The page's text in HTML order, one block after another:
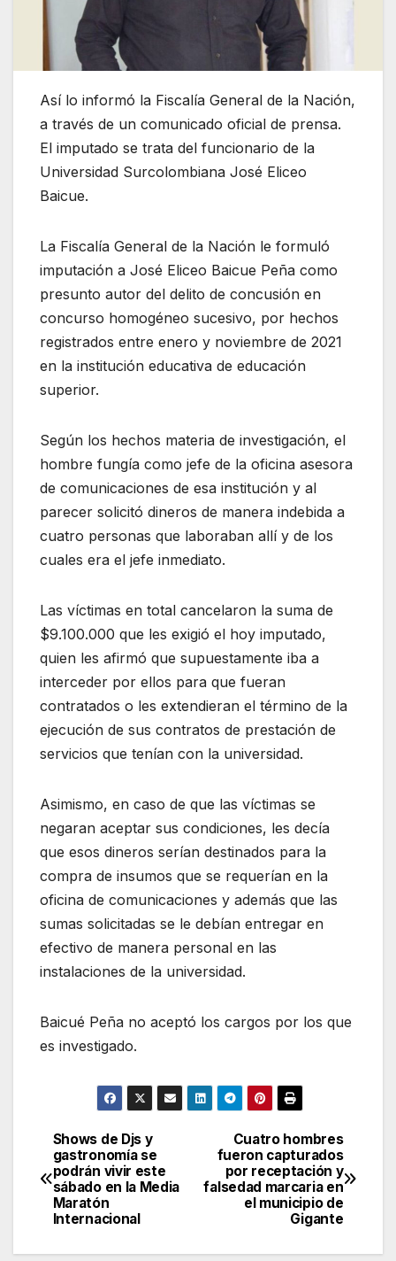
Así lo informó la Fiscalía General de la Nación,
a través de un comunicado oficial de prensa.
El imputado se trata del funcionario de la
Universidad Surcolombiana José Eliceo
Baicue.
La Fiscalía General de la Nación le formuló
imputación a José Eliceo Baicue Peña como
presunto autor del delito de concusión en
concurso homogéneo sucesivo, por hechos
registrados entre enero y noviembre de 2021
en la institución educativa de educación
superior.
Según los hechos materia de investigación, el
hombre fungía como jefe de la oficina asesora
de comunicaciones de esa institución y al
parecer solicitó dineros de manera indebida a
cuatro personas que laboraban allí y de los
cuales era el jefe inmediato.
Las víctimas en total cancelaron la suma de
$9.100.000 que les exigió el hoy imputado,
quien les afirmó que supuestamente iba a
interceder por ellos para que fueran
contratados o les extendieran el término de la
ejecución de sus contratos de prestación de
servicios que tenían con la universidad.
Asimismo, en caso de que las víctimas se
negaran aceptar sus condiciones, les decía
que esos dineros serían destinados para la
compra de insumos que se requerían en la
oficina de comunicaciones y además que las
sumas solicitadas se le debían entregar en
efectivo de manera personal en las
instalaciones de la universidad.
Baicué Peña no aceptó los cargos por los que
es investigado.
Navegación
de
entradas
Cuatro hombres
fueron capturados
por receptación y
falsedad marcaria en
el municipio de
Gigante
Shows de Djs y
gastronomía se
podrán vivir este
sábado en la Media
Maratón
Internacional